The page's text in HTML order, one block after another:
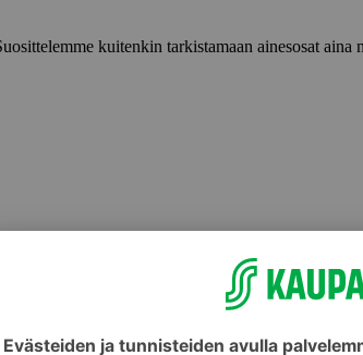
kuitenkin tarkistamaan ainesosat aina